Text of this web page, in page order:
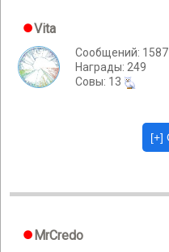
Vita
Сообщений: 1587
Награды: 249
Cовы: 13
MrCredo